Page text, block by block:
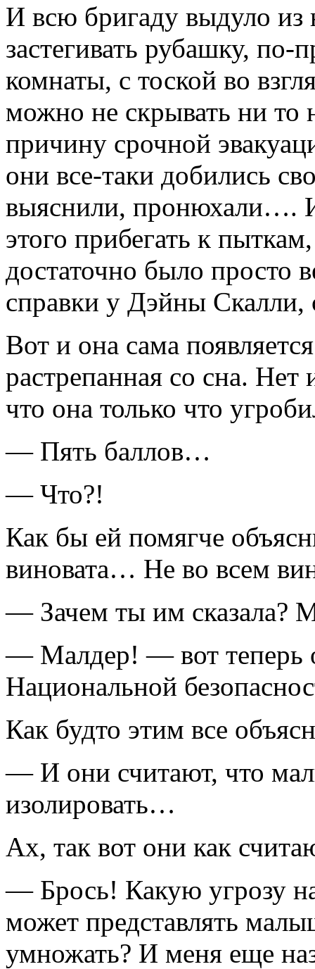
И всю бригаду выдуло из
застегивать рубашку, по-
комнаты, с тоской во
можно не скрывать ни то
причину срочной
они все-таки добились
выяснили, проню­хали….
этого прибегать к
достаточно было просто
справки у Дэйны Скалли,
Вот и она сама
растрепанная со сна.
что она только что
— Пять баллов…
— Что?!
Как бы ей помягче
виновата… Не во всем
— Зачем ты им сказала?
— Малдер! — вот теперь
Национальной
Как будто этим все
— И они считают, что
изолировать…
Ах, так вот они как
— Брось! Какую угрозу
может представлять
умножать? И меня еще